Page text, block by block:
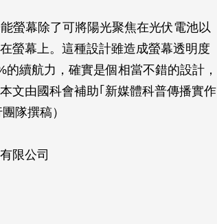
螢幕除了可將陽光聚焦在光伏電池以
螢幕上。這種設計雖造成螢幕透明度
續航力，確實是個相當不錯的設計，
文由國科會補助｢新媒體科普傳播實作
隊撰稿）
限公司